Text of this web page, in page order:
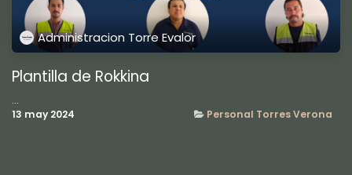
Administracion Torre Evalor
Plantilla de Rokkina
...
13 may 2024 Personal Torres Verona